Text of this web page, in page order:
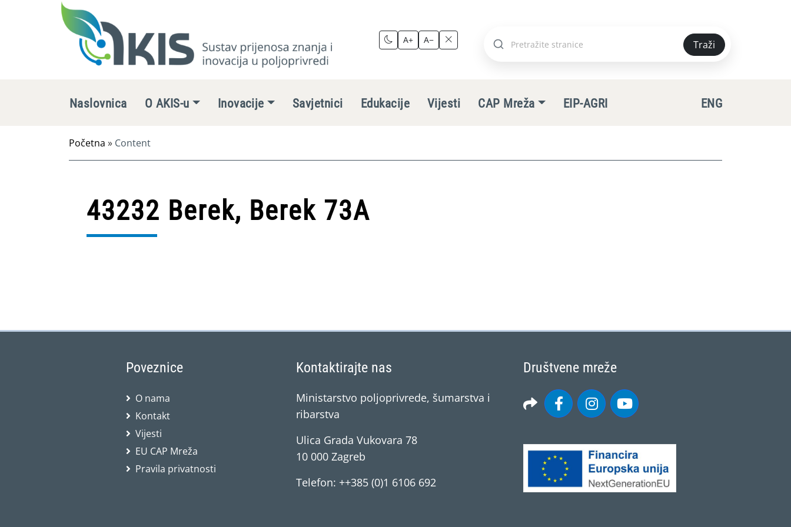
A+ A−
Pretraži
Traži
Naslovnica O AKIS-u Inovacije Savjetnici Edukacije Vijesti CAP Mreža EIP-AGRI ENG
Početna » Content
43232 Berek, Berek 73A
Poveznice
O nama
Kontakt
Vijesti
EU CAP Mreža
Pravila privatnosti
Kontaktirajte nas
Ministarstvo poljoprivrede, šumarstva i
ribarstva
Ulica Grada Vukovara 78
10 000 Zagreb
Telefon: ++385 (0)1 6106 692
Društvene mreže